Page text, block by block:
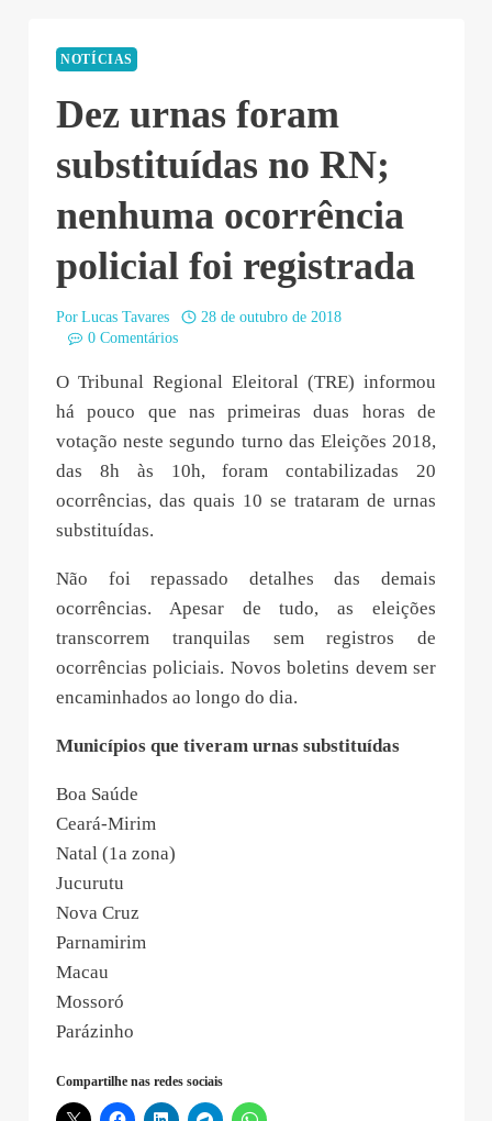
NOTÍCIAS
Dez urnas foram
substituídas no RN;
nenhuma ocorrência
policial foi registrada
Por Lucas Tavares
28 de outubro de 2018
0 Comentários
O Tribunal Regional Eleitoral (TRE) informou
há pouco que nas primeiras duas horas de
votação neste segundo turno das Eleições 2018,
das 8h às 10h, foram contabilizadas 20
ocorrências, das quais 10 se trataram de urnas
substituídas.
Não foi repassado detalhes das demais
ocorrências. Apesar de tudo, as eleições
transcorrem tranquilas sem registros de
ocorrências policiais. Novos boletins devem ser
encaminhados ao longo do dia.
Municípios que tiveram urnas substituídas
Boa Saúde
Ceará-Mirim
Natal (1a zona)
Jucurutu
Nova Cruz
Parnamirim
Macau
Mossoró
Parázinho
Compartilhe nas redes sociais